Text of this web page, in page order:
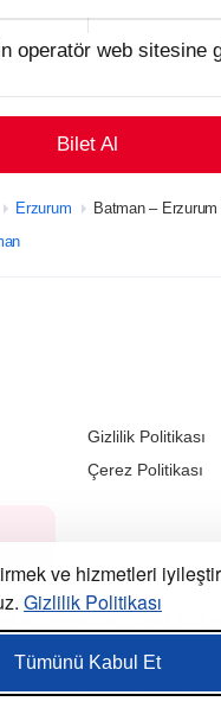
operatör web sitesine
Bilet Al
Erzurum
Batman –
Gizlilik Politikası
Çerez Politikası
Innovative Travel
kullanıcı sözleşmesi,gizlilik
kabul edildiği anlamına
ve hizmetleri
Gizlilik Politikası
Tümünü Kabul Et